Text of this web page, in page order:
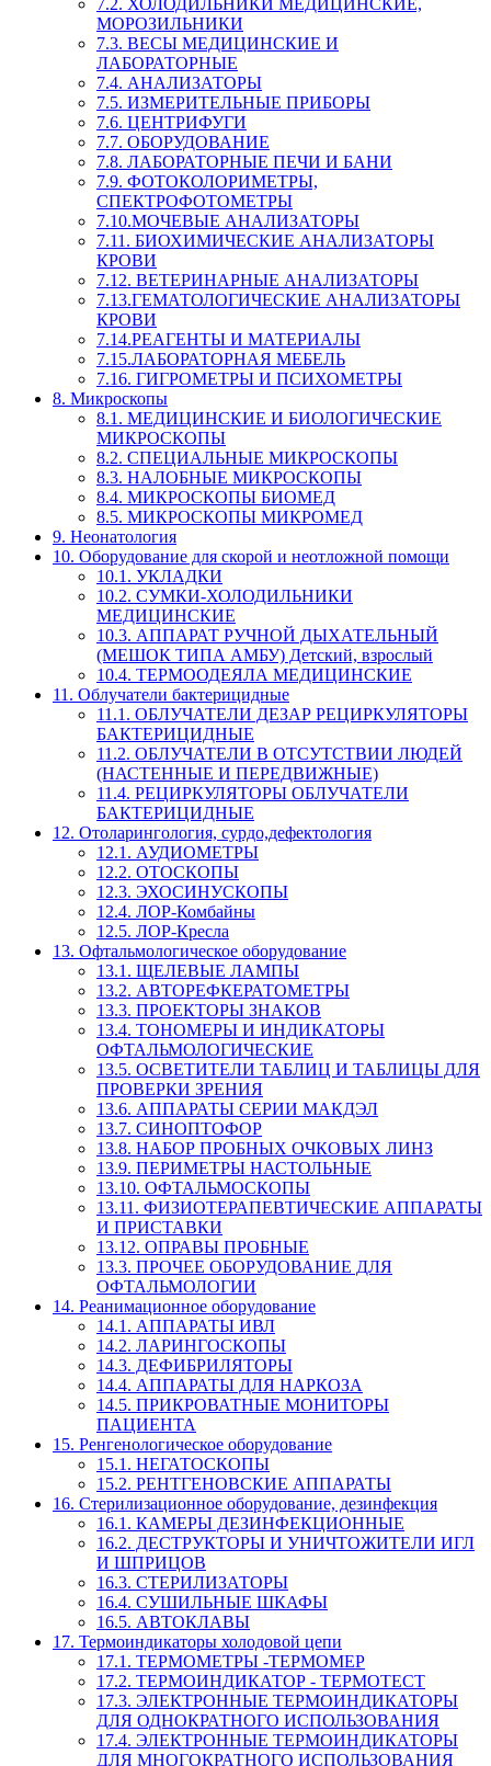
7.2. ХОЛОДИЛЬНИКИ МЕДИЦИНСКИЕ,
МОРОЗИЛЬНИКИ
7.3. ВЕСЫ МЕДИЦИНСКИЕ И
ЛАБОРАТОРНЫЕ
7.4. АНАЛИЗАТОРЫ
7.5. ИЗМЕРИТЕЛЬНЫЕ ПРИБОРЫ
7.6. ЦЕНТРИФУГИ
7.7. ОБОРУДОВАНИЕ
7.8. ЛАБОРАТОРНЫЕ ПЕЧИ И БАНИ
7.9. ФОТОКОЛОРИМЕТРЫ,
СПЕКТРОФОТОМЕТРЫ
7.10.МОЧЕВЫЕ АНАЛИЗАТОРЫ
7.11. БИОХИМИЧЕСКИЕ АНАЛИЗАТОРЫ
КРОВИ
7.12. ВЕТЕРИНАРНЫЕ АНАЛИЗАТОРЫ
7.13.ГЕМАТОЛОГИЧЕСКИЕ АНАЛИЗАТОРЫ
КРОВИ
7.14.РЕАГЕНТЫ И МАТЕРИАЛЫ
7.15.ЛАБОРАТОРНАЯ МЕБЕЛЬ
7.16. ГИГРОМЕТРЫ И ПСИХОМЕТРЫ
8. Микроскопы
8.1. МЕДИЦИНСКИЕ И БИОЛОГИЧЕСКИЕ
МИКРОСКОПЫ
8.2. СПЕЦИАЛЬНЫЕ МИКРОСКОПЫ
8.3. НАЛОБНЫЕ МИКРОСКОПЫ
8.4. МИКРОСКОПЫ БИОМЕД
8.5. МИКРОСКОПЫ МИКРОМЕД
9. Неонатология
10. Оборудование для скорой и неотложной помощи
10.1. УКЛАДКИ
10.2. СУМКИ-ХОЛОДИЛЬНИКИ
МЕДИЦИНСКИЕ
10.3. АППАРАТ РУЧНОЙ ДЫХАТЕЛЬНЫЙ
(МЕШОК ТИПА АМБУ) Детский, взрослый
10.4. ТЕРМООДЕЯЛА МЕДИЦИНСКИЕ
11. Облучатели бактерицидные
11.1. ОБЛУЧАТЕЛИ ДЕЗАР РЕЦИРКУЛЯТОРЫ
БАКТЕРИЦИДНЫЕ
11.2. ОБЛУЧАТЕЛИ В ОТСУТСТВИИ ЛЮДЕЙ
(НАСТЕННЫЕ И ПЕРЕДВИЖНЫЕ)
11.4. РЕЦИРКУЛЯТОРЫ ОБЛУЧАТЕЛИ
БАКТЕРИЦИДНЫЕ
12. Отоларингология, сурдо,дефектология
12.1. АУДИОМЕТРЫ
12.2. ОТОСКОПЫ
12.3. ЭХОСИНУСКОПЫ
12.4. ЛОР-Комбайны
12.5. ЛОР-Кресла
13. Офтальмологическое оборудование
13.1. ЩЕЛЕВЫЕ ЛАМПЫ
13.2. АВТОРЕФКЕРАТОМЕТРЫ
13.3. ПРОЕКТОРЫ ЗНАКОВ
13.4. ТОНОМЕРЫ И ИНДИКАТОРЫ
ОФТАЛЬМОЛОГИЧЕСКИЕ
13.5. ОСВЕТИТЕЛИ ТАБЛИЦ И ТАБЛИЦЫ ДЛЯ
ПРОВЕРКИ ЗРЕНИЯ
13.6. АППАРАТЫ СЕРИИ МАКДЭЛ
13.7. СИНОПТОФОР
13.8. НАБОР ПРОБНЫХ ОЧКОВЫХ ЛИНЗ
13.9. ПЕРИМЕТРЫ НАСТОЛЬНЫЕ
13.10. ОФТАЛЬМОСКОПЫ
13.11. ФИЗИОТЕРАПЕВТИЧЕСКИЕ АППАРАТЫ
И ПРИСТАВКИ
13.12. ОПРАВЫ ПРОБНЫЕ
13.3. ПРОЧЕЕ ОБОРУДОВАНИЕ ДЛЯ
ОФТАЛЬМОЛОГИИ
14. Реанимационное оборудование
14.1. АППАРАТЫ ИВЛ
14.2. ЛАРИНГОСКОПЫ
14.3. ДЕФИБРИЛЯТОРЫ
14.4. АППАРАТЫ ДЛЯ НАРКОЗА
14.5. ПРИКРОВАТНЫЕ МОНИТОРЫ
ПАЦИЕНТА
15. Ренгенологическое оборудование
15.1. НЕГАТОСКОПЫ
15.2. РЕНТГЕНОВСКИЕ АППАРАТЫ
16. Стерилизационное оборудование, дезинфекция
16.1. КАМЕРЫ ДЕЗИНФЕКЦИОННЫЕ
16.2. ДЕСТРУКТОРЫ И УНИЧТОЖИТЕЛИ ИГЛ
И ШПРИЦОВ
16.3. СТЕРИЛИЗАТОРЫ
16.4. СУШИЛЬНЫЕ ШКАФЫ
16.5. АВТОКЛАВЫ
17. Термоиндикаторы холодовой цепи
17.1. ТЕРМОМЕТРЫ -ТЕРМОМЕР
17.2. ТЕРМОИНДИКАТОР - ТЕРМОТЕСТ
17.3. ЭЛЕКТРОННЫЕ ТЕРМОИНДИКАТОРЫ
ДЛЯ ОДНОКРАТНОГО ИСПОЛЬЗОВАНИЯ
17.4. ЭЛЕКТРОННЫЕ ТЕРМОИНДИКАТОРЫ
ДЛЯ МНОГОКРАТНОГО ИСПОЛЬЗОВАНИЯ